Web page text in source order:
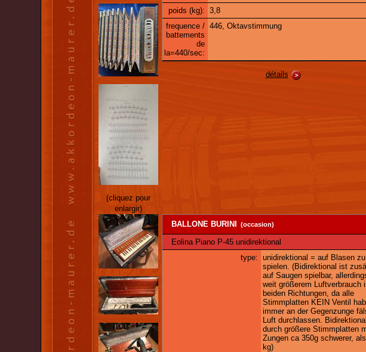
(cliquez pour
enlargir)
poids (kg): 3,8
frequence /
battements
de
la=440/sec:
446, Oktavstimmung
détails
BALLONE BURINI (occasion)
Eolina Piano P-45 unidirektional
type: unidirektional = auf Blasen zu
spielen. (Bidirektional ist
auf Saugen spielbar,
weit größerem Luftverbrauch
beiden Richtungen, da alle
Stimmplatten KEIN Ventil
immer an der Gegenzunge
Luft durchlassen.
durch größere Stimmplatten
Zungen ca 350g schwerer,
kg)